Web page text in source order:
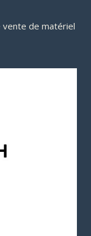
vente de matériel